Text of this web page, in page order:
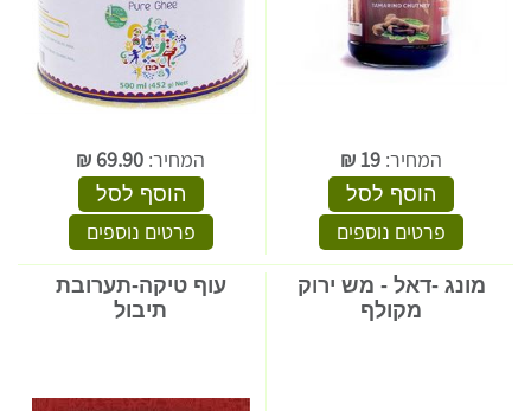
המחיר: 19
₪
הוסף לסל
פרטים נוספים
המחיר: 69.90
₪
הוסף לסל
פרטים נוספים
מונג -דאל - מש ירוק
מקולף
עוף טיקה-תערובת
תיבול